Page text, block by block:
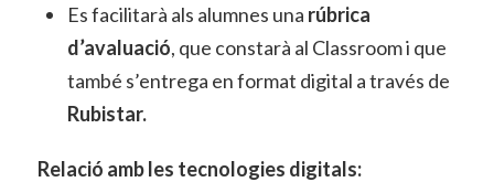
Es facilitarà als alumnes una rúbrica
d’avaluació, que constarà al Classroom i que
també s’entrega en format digital a través de
Rubistar.
Relació amb les tecnologies digitals: